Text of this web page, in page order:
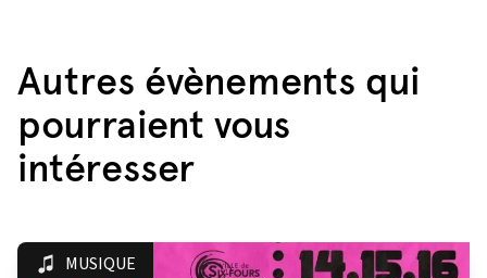
Autres évènements qui
pourraient vous
intéresser
MUSIQUE